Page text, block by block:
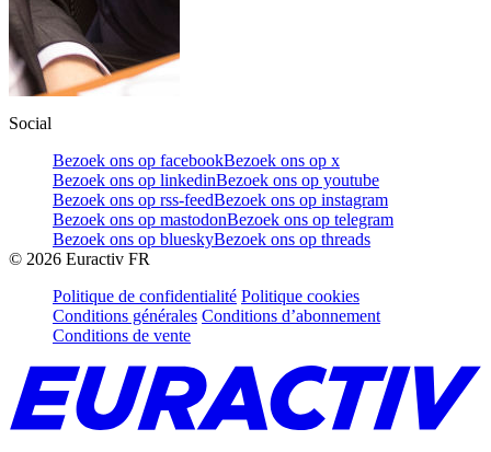
Social
Bezoek ons op facebookBezoek ons op x
Bezoek ons op linkedinBezoek ons op youtube
Bezoek ons op rss-feedBezoek ons op instagram
Bezoek ons op mastodonBezoek ons op telegram
Bezoek ons op blueskyBezoek ons op threads
© 2026 Euractiv FR
Politique de confidentialité Politique cookies
Conditions générales Conditions d’abonnement
Conditions de vente